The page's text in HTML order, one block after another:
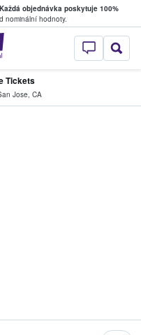
Každá objednávka poskytuje 100%
nominální hodnoty.
StubHub –
vstupenky
Tickets
Jose, CA